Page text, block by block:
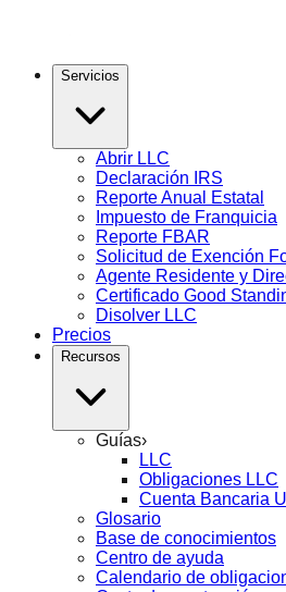
Servicios
Abrir LLC
Declaración IRS
Reporte Anual Estatal
Impuesto de Franquicia
Reporte FBAR
Solicitud de Exención
Agente Residente y
Certificado Good
Disolver LLC
Precios
Recursos
Guías›
LLC
Obligaciones LLC
Cuenta Bancaria
Glosario
Base de conocimientos
Centro de ayuda
Calendario de